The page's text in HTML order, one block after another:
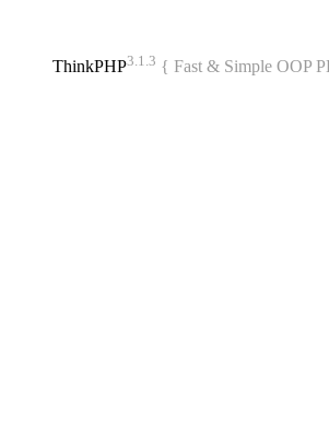
ThinkPHP3.1.3 { Fast & Simple OOP